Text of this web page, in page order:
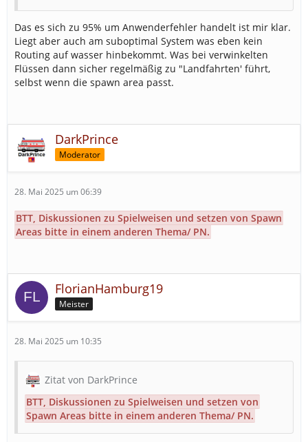
Das es sich zu 95% um Anwenderfehler handelt ist mir klar.
Liegt aber auch am suboptimal System was eben kein
Routing auf wasser hinbekommt. Was bei verwinkelten
Flüssen dann sicher regelmäßig zu "Landfahrten' führt,
selbst wenn die spawn area passt.
DarkPrince
Moderator
28. Mai 2025 um 06:39
BTT, Diskussionen zu Spielweisen und setzen von Spawn
Areas bitte in einem anderen Thema/ PN.
FlorianHamburg19
Meister
28. Mai 2025 um 10:35
Zitat von DarkPrince
BTT, Diskussionen zu Spielweisen und setzen von
Spawn Areas bitte in einem anderen Thema/ PN.